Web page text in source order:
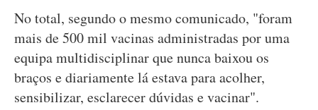
No total, segundo o mesmo comunicado, "foram
mais de 500 mil vacinas administradas por uma
equipa multidisciplinar que nunca baixou os
braços e diariamente lá estava para acolher,
sensibilizar, esclarecer dúvidas e vacinar".